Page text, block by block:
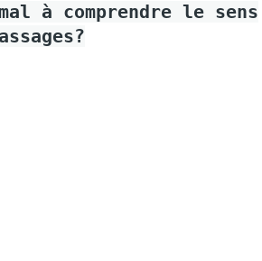
à comprendre le sens